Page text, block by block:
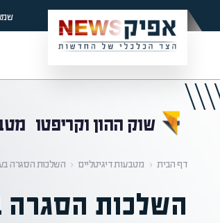
שוק ההון וקריפטו
דף הבית ‹ מטבעות דיגיטליים ‹ השלכות הסגרה
השלכות הסגרה